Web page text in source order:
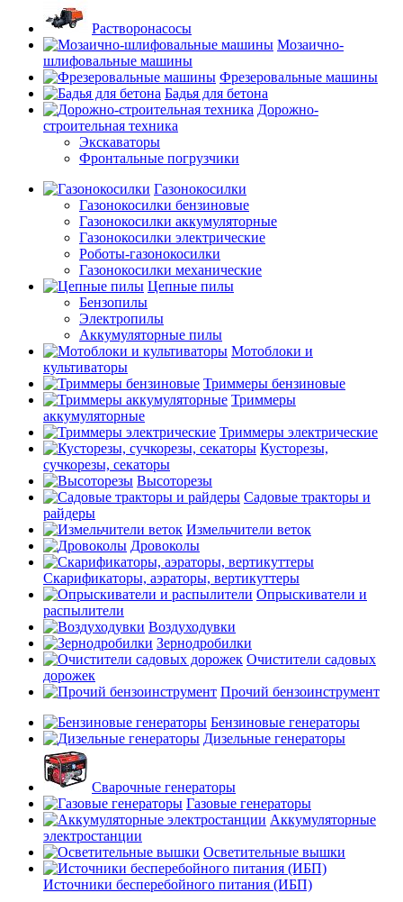
Растворонасосы
Мозаично-
шлифовальные машины
Фрезеровальные машины
Бадья для бетона
Дорожно-
строительная техника
Экскаваторы
Фронтальные погрузчики
Газонокосилки
Газонокосилки бензиновые
Газонокосилки аккумуляторные
Газонокосилки электрические
Роботы-газонокосилки
Газонокосилки механические
Цепные пилы
Бензопилы
Электропилы
Аккумуляторные пилы
Мотоблоки и
культиваторы
Триммеры бензиновые
Триммеры
аккумуляторные
Триммеры электрические
Кусторезы,
сучкорезы, секаторы
Высоторезы
Садовые тракторы и
райдеры
Измельчители веток
Дровоколы
Скарификаторы, аэраторы, вертикуттеры
Опрыскиватели и
распылители
Воздуходувки
Зернодробилки
Очистители садовых
дорожек
Прочий бензоинструмент
Бензиновые генераторы
Дизельные генераторы
Сварочные генераторы
Газовые генераторы
Аккумуляторные
электростанции
Осветительные вышки
Источники бесперебойного питания (ИБП)